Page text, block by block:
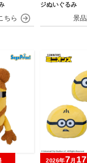
ジぬいぐるみ
2026年7月 17